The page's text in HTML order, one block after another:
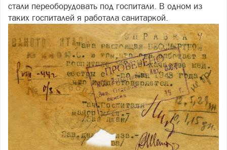
стали переоборудовать под госпитали. В одном из
таких госпиталей я работала санитаркой.